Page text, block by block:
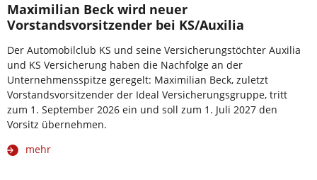
Maximilian Beck wird neuer
Vorstandsvorsitzender bei KS/Auxilia
Der Automobilclub KS und seine Versicherungstöchter Auxilia
und KS Versicherung haben die Nachfolge an der
Unternehmensspitze geregelt: Maximilian Beck, zuletzt
Vorstandsvorsitzender der Ideal Versicherungsgruppe, tritt
zum 1. September 2026 ein und soll zum 1. Juli 2027 den
Vorsitz übernehmen.
mehr